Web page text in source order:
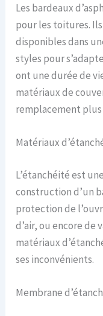
Les bardeaux
pour les toitures.
disponibles dans
styles pour
ont une durée de
matériaux de
remplacement
Matériaux
L’étanchéité est
construction d’un
protection de
d’air, ou encore de
matériaux
ses inconvénients.
Membrane